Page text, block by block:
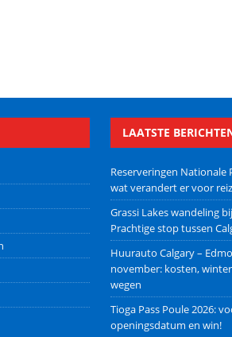
LAATSTE
Reserveringen Nationale
wat verandert er voor
Grassi Lakes wandeling
Prachtige stop tussen
Huurauto Calgary –
november: kosten,
wegen
Tioga Pass Poule 2026:
openingsdatum en win!